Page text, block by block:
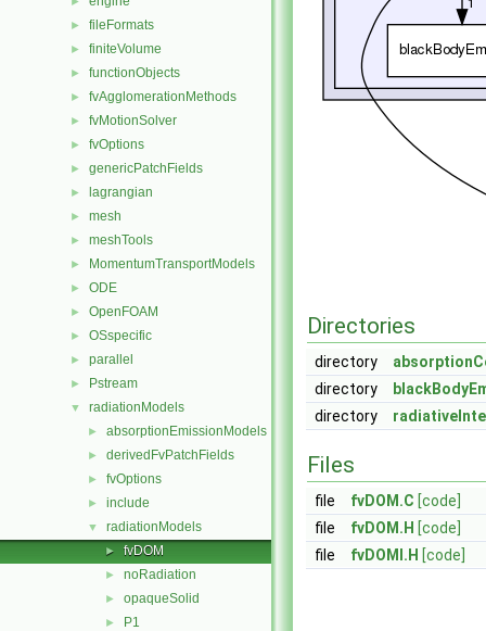
► fileFormats
► finiteVolume
► functionObjects
► fvAgglomerationMethods
► fvMotionSolver
► fvOptions
► genericPatchFields
► lagrangian
► mesh
► meshTools
► MomentumTransportModels
► ODE
► OpenFOAM
► OSspecific
► parallel
► Pstream
▼ radiationModels
► absorptionEmissionModels
► derivedFvPatchFields
► fvOptions
► include
▼ radiationModels
► fvDOM
► noRadiation
► opaqueSolid
► P1
Directories
directory
directory
directory
Files
file fvDOM.C [code]
file
fvDOM.H [code]
file
fvDOMI.H [code]